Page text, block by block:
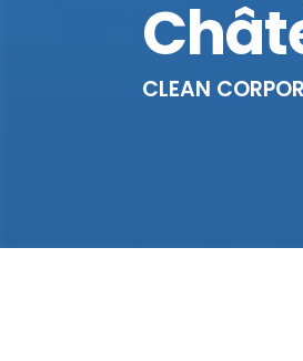
CLEAN